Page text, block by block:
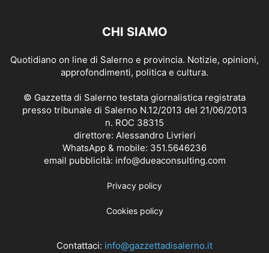
CHI SIAMO
Quotidiano on line di Salerno e provincia. Notizie, opinioni,
approfondimenti, politica e cultura.
© Gazzetta di Salerno testata giornalistica registrata
presso tribunale di Salerno N.12/2013 del 21/06/2013
n. ROC 38315
direttore: Alessandro Livrieri
WhatsApp & mobile: 351.5646236
email pubblicità: info@dueaconsulting.com
Privacy policy
Cookies policy
Contattaci: info@gazzettadisalerno.it